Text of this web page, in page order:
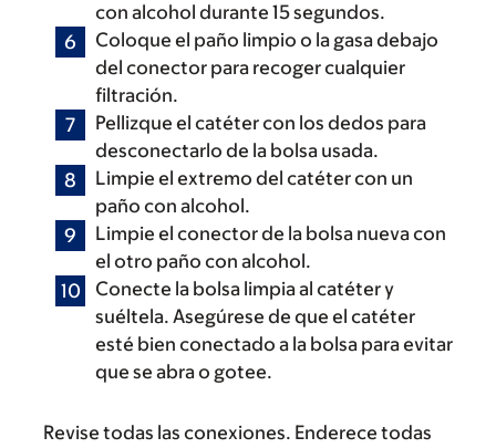
con alcohol durante 15 segundos.
Coloque el paño limpio o la gasa debajo
del conector para recoger cualquier
filtración.
Pellizque el catéter con los dedos para
desconectarlo de la bolsa usada.
Limpie el extremo del catéter con un
paño con alcohol.
Limpie el conector de la bolsa nueva con
el otro paño con alcohol.
Conecte la bolsa limpia al catéter y
suéltela. Asegúrese de que el catéter
esté bien conectado a la bolsa para evitar
que se abra o gotee.
Revise todas las conexiones. Enderece todas